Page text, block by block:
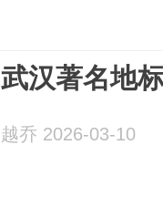
武汉著名地
越乔 2026-03-10